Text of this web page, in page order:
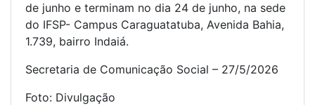
de junho e terminam no dia 24 de junho, na sede
do IFSP- Campus Caraguatatuba, Avenida Bahia,
1.739, bairro Indaiá.
Secretaria de Comunicação Social – 27/5/2026
Foto: Divulgação